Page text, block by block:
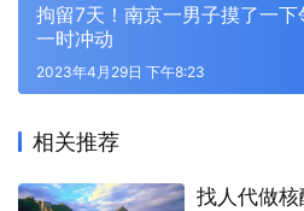
拘留7天！南京一男子摸了一
一时冲动
2023年4月29日 下午8:23
相关推荐
找人代做